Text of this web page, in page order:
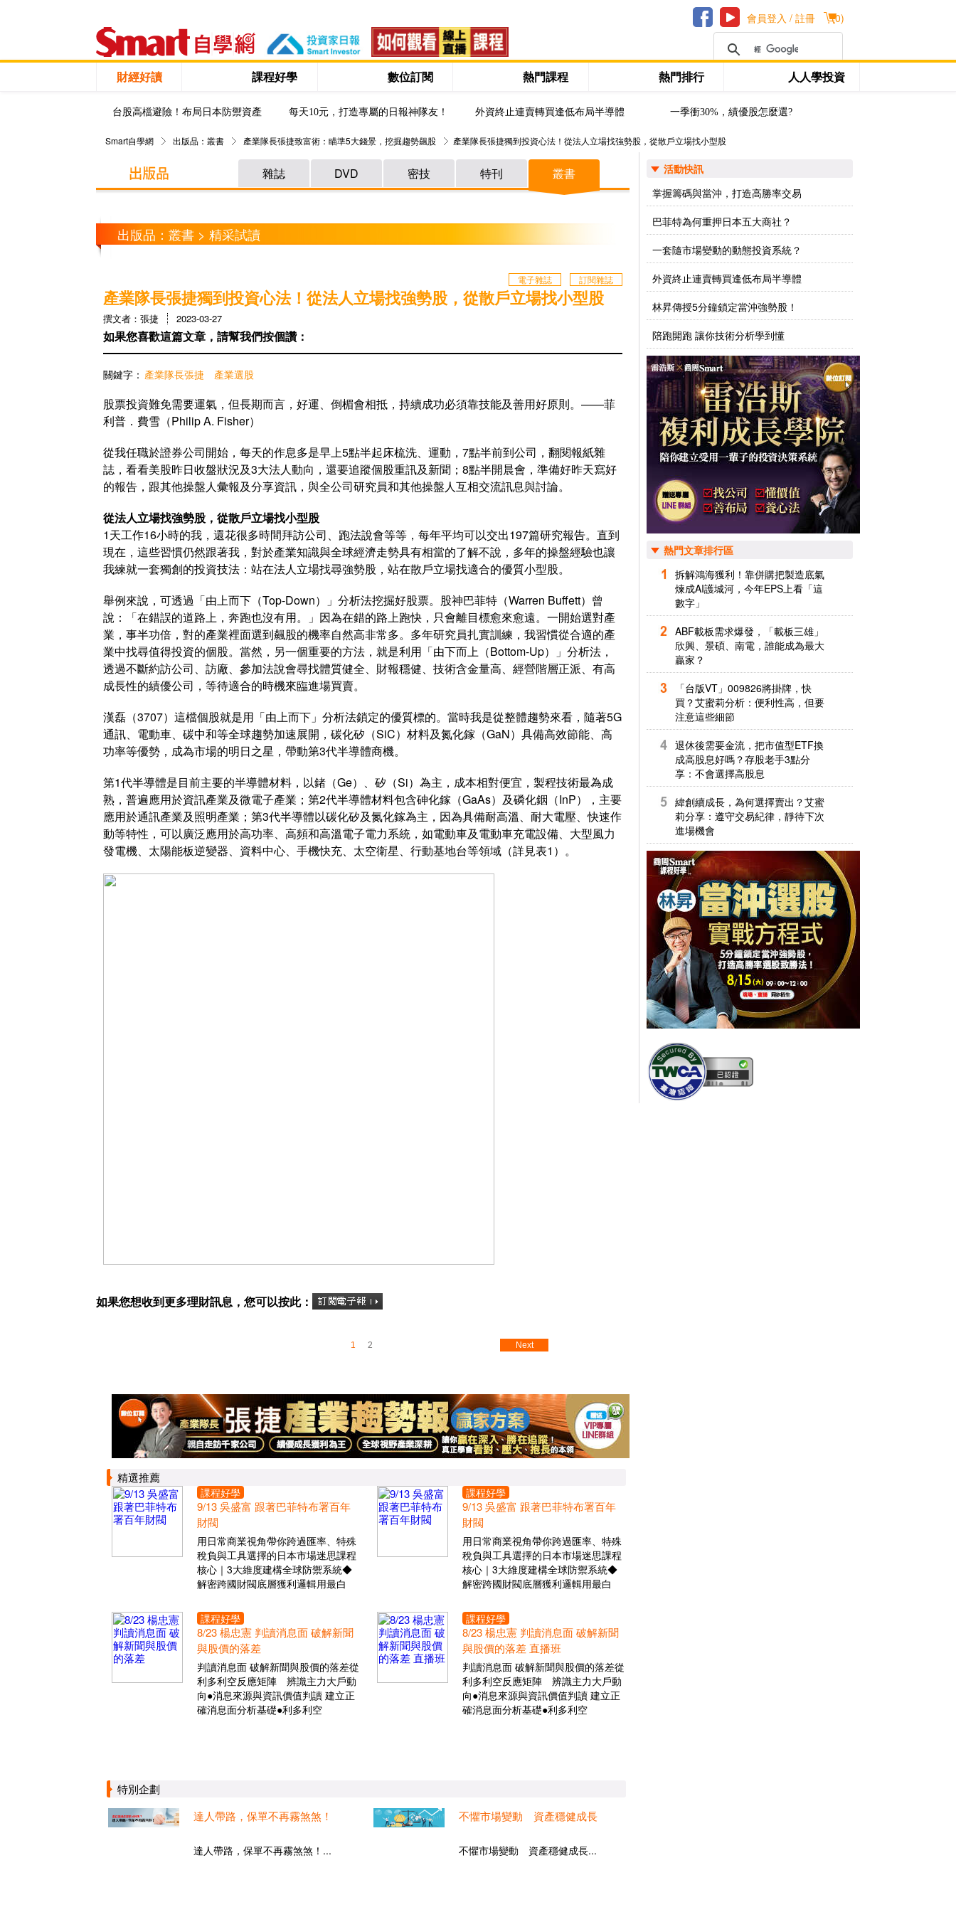
(0)
會員登入 / 註冊
財經好讀 課程好學 數位訂閱 熱門課程 熱門排行 人人學投資
台股高檔避險！布局日本防禦資產 每天10元，打造專屬的日報神隊友！ 外資終止連賣轉買逢低布局半導體 一季衝30%，績優股怎麼選?
Smart自學網 出版品：叢書 產業隊長張捷致富術：瞄準5大錢景，挖掘趨勢飆股 產業隊長張捷獨到投資心法！從法人立場找強勢股，從散戶立場找小型股
雜誌 DVD 密技 特刊 叢書
出版品：叢書 > 精采試讀
訂閱雜誌
電子雜誌
產業隊長張捷獨到投資心法！從法人立場找強勢股，從散戶立場找小型股
撰文者：張捷 2023-03-27
如果您喜歡這篇文章，請幫我們按個讚：
關鍵字： 產業隊長張捷 產業選股
股票投資難免需要運氣，但長期而言，好運、倒楣會相抵，持續成功必須靠技能及善用好原則。——菲
利普．費雪（Philip A. Fisher）
從我任職於證券公司開始，每天的作息多是早上5點半起床梳洗、運動，7點半前到公司，翻閱報紙雜
誌，看看美股昨日收盤狀況及3大法人動向，還要追蹤個股重訊及新聞；8點半開晨會，準備好昨天寫好
的報告，跟其他操盤人彙報及分享資訊，與全公司研究員和其他操盤人互相交流訊息與討論。
從法人立場找強勢股，從散戶立場找小型股
1天工作16小時的我，還花很多時間拜訪公司、跑法說會等等，每年平均可以交出197篇研究報告。直到
現在，這些習慣仍然跟著我，對於產業知識與全球經濟走勢具有相當的了解不說，多年的操盤經驗也讓
我練就一套獨創的投資技法：站在法人立場找尋強勢股，站在散戶立場找適合的優質小型股。
舉例來說，可透過「由上而下（Top-Down）」分析法挖掘好股票。股神巴菲特（Warren Buffett）曾
說：「在錯誤的道路上，奔跑也沒有用。」因為在錯的路上跑快，只會離目標愈來愈遠。一開始選對產
業，事半功倍，對的產業裡面選到飆股的機率自然高非常多。多年研究員扎實訓練，我習慣從合適的產
業中找尋值得投資的個股。當然，另一個重要的方法，就是利用「由下而上（Bottom-Up）」分析法，
透過不斷約訪公司、訪廠、參加法說會尋找體質健全、財報穩健、技術含金量高、經營階層正派、有高
成長性的績優公司，等待適合的時機來臨進場買賣。
漢磊（3707）這檔個股就是用「由上而下」分析法鎖定的優質標的。當時我是從整體趨勢來看，隨著5G
通訊、電動車、碳中和等全球趨勢加速展開，碳化矽（SiC）材料及氮化鎵（GaN）具備高效節能、高
功率等優勢，成為市場的明日之星，帶動第3代半導體商機。
第1代半導體是目前主要的半導體材料，以鍺（Ge）、矽（Si）為主，成本相對便宜，製程技術最為成
熟，普遍應用於資訊產業及微電子產業；第2代半導體材料包含砷化鎵（GaAs）及磷化銦（InP），主要
應用於通訊產業及照明產業；第3代半導體以碳化矽及氮化鎵為主，因為具備耐高溫、耐大電壓、快速作
動等特性，可以廣泛應用於高功率、高頻和高溫電子電力系統，如電動車及電動車充電設備、大型風力
發電機、太陽能板逆變器、資料中心、手機快充、太空衛星、行動基地台等領域（詳見表1）。
如果您想收到更多理財訊息，您可以按此：
1 2 Next
精選推薦
課程好學
9/13 吳盛富 跟著巴菲特布署百年
財閥
用日常商業視角帶你跨過匯率、特殊
稅負與工具選擇的日本市場迷思課程
核心｜3大維度建構全球防禦系統◆
解密跨國財閥底層獲利邏輯用最白
課程好學
9/13 吳盛富 跟著巴菲特布署百年
財閥
用日常商業視角帶你跨過匯率、特殊
稅負與工具選擇的日本市場迷思課程
核心｜3大維度建構全球防禦系統◆
解密跨國財閥底層獲利邏輯用最白
課程好學
8/23 楊忠憲 判讀消息面 破解新聞
與股價的落差
判讀消息面 破解新聞與股價的落差從
利多利空反應矩陣 辨識主力大戶動
向●消息來源與資訊價值判讀 建立正
確消息面分析基礎●利多利空
課程好學
8/23 楊忠憲 判讀消息面 破解新聞
與股價的落差 直播班
判讀消息面 破解新聞與股價的落差從
利多利空反應矩陣 辨識主力大戶動
向●消息來源與資訊價值判讀 建立正
確消息面分析基礎●利多利空
特別企劃
達人帶路，保單不再霧煞煞！
達人帶路，保單不再霧煞煞！...
不懼市場變動 資產穩健成長
不懼市場變動 資產穩健成長...
活動快訊
掌握籌碼與當沖，打造高勝率交易
巴菲特為何重押日本五大商社？
一套隨市場變動的動態投資系統？
外資終止連賣轉買逢低布局半導體
林昇傳授5分鐘鎖定當沖強勢股！
陪跑開跑 讓你技術分析學到懂
熱門文章排行區
拆解鴻海獲利！靠併購把製造底氣
煉成AI護城河，今年EPS上看「這
數字」
ABF載板需求爆發，「載板三雄」
欣興、景碩、南電，誰能成為最大
贏家？
「台版VT」009826將掛牌，快
買？艾蜜莉分析：便利性高，但要
注意這些細節
退休後需要金流，把市值型ETF換
成高股息好嗎？存股老手3點分
享：不會選擇高股息
緯創續成長，為何選擇賣出？艾蜜
莉分享：遵守交易紀律，靜待下次
進場機會